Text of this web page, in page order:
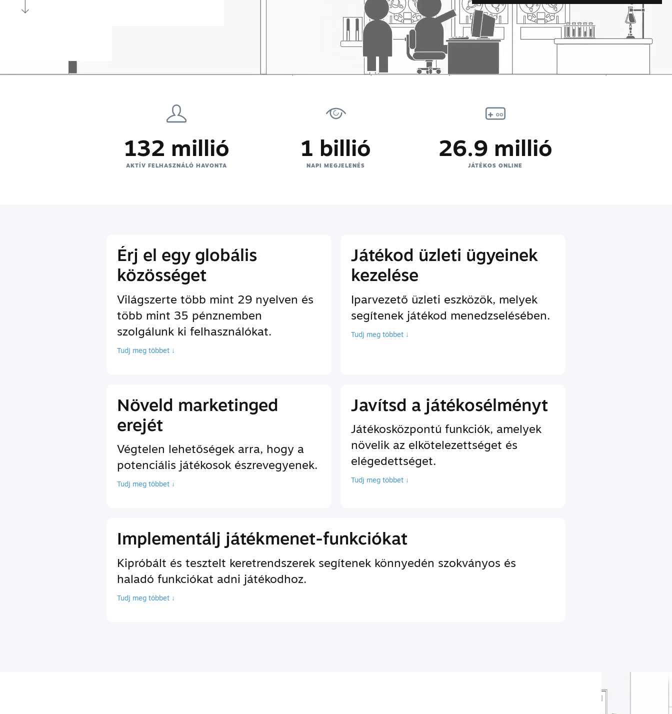
132 millió
AKTÍV FELHASZNÁLÓ HAVONTA
1 billió
NAPI MEGJELENÉS
26.9 millió
JÁTÉKOS ONLINE
Érj el egy globális
közösséget
Világszerte több mint 29 nyelven és
több mint 35 pénznemben
szolgálunk ki felhasználókat.
Tudj meg többet ↓
Játékod üzleti ügyeinek
kezelése
Iparvezető üzleti eszközök, melyek
segítenek játékod menedzselésében.
Tudj meg többet ↓
Növeld marketinged
erejét
Végtelen lehetőségek arra, hogy a
potenciális játékosok észrevegyenek.
Tudj meg többet ↓
Javítsd a játékosélményt
Játékosközpontú funkciók, amelyek
növelik az elkötelezettséget és
elégedettséget.
Tudj meg többet ↓
Implementálj játékmenet-funkciókat
Kipróbált és tesztelt keretrendszerek segítenek könnyedén szokványos és
haladó funkciókat adni játékodhoz.
Tudj meg többet ↓